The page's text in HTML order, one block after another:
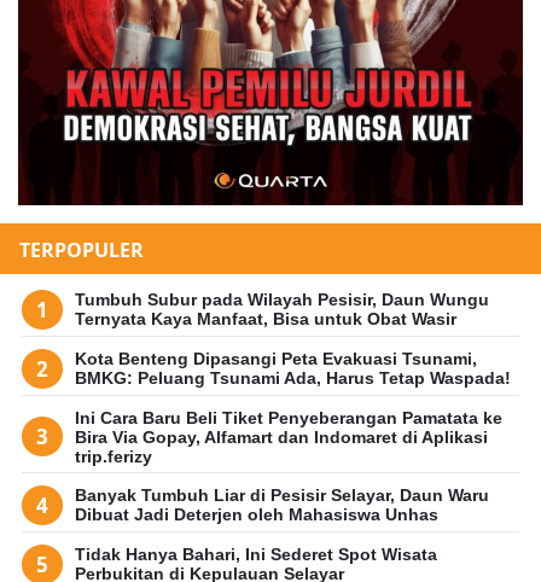
TERPOPULER
Tumbuh Subur pada Wilayah Pesisir, Daun Wungu
Ternyata Kaya Manfaat, Bisa untuk Obat Wasir
Kota Benteng Dipasangi Peta Evakuasi Tsunami,
BMKG: Peluang Tsunami Ada, Harus Tetap Waspada!
Ini Cara Baru Beli Tiket Penyeberangan Pamatata ke
Bira Via Gopay, Alfamart dan Indomaret di Aplikasi
trip.ferizy
Banyak Tumbuh Liar di Pesisir Selayar, Daun Waru
Dibuat Jadi Deterjen oleh Mahasiswa Unhas
Tidak Hanya Bahari, Ini Sederet Spot Wisata
Perbukitan di Kepulauan Selayar